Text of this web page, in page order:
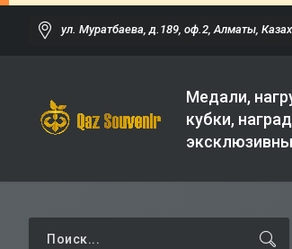
ул. Муратбаева, д.189, оф.2, Алматы,
Медали,
кубки,